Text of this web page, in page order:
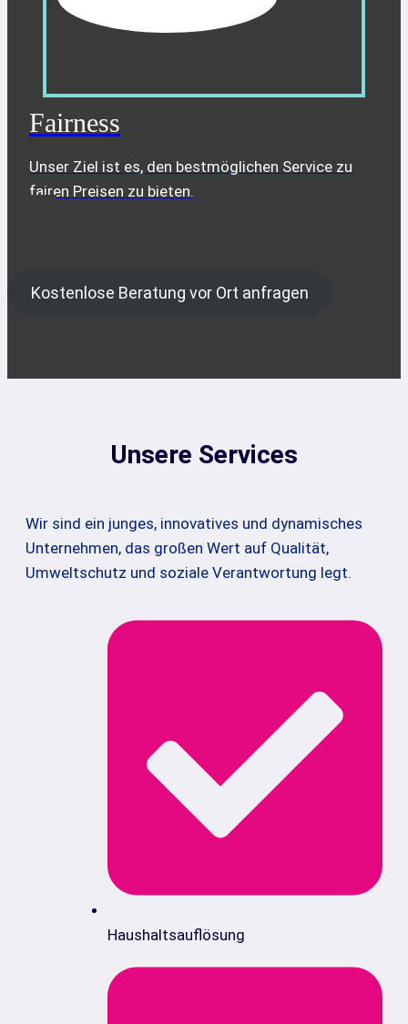
Fairness
Unser Ziel ist es, den bestmöglichen Service zu
fairen Preisen zu bieten.
Kostenlose Beratung vor Ort anfragen
Unsere Services
Wir sind ein junges, innovatives und dynamisches
Unternehmen, das großen Wert auf Qualität,
Umweltschutz und soziale Verantwortung legt.
Haushaltsauflösung